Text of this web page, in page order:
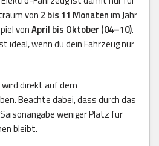
von 2 bis 11 Monatenim Jahr
vonApril bis Oktober (04–10).
ideal, wenn du dein Fahrzeug nur
direkt auf dem
Beachte dabei, dass durch das
weniger Platz für
bleibt.